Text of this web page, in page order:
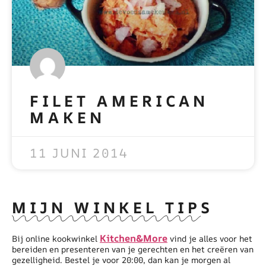
FILET AMERICAN
MAKEN
11 JUNI 2014
MIJN WINKEL TIPS
Bij online kookwinkel Kitchen&More vind je alles voor het
bereiden en presenteren van je gerechten en het creëren van
gezelligheid. Bestel je voor 20:00, dan kan je morgen al